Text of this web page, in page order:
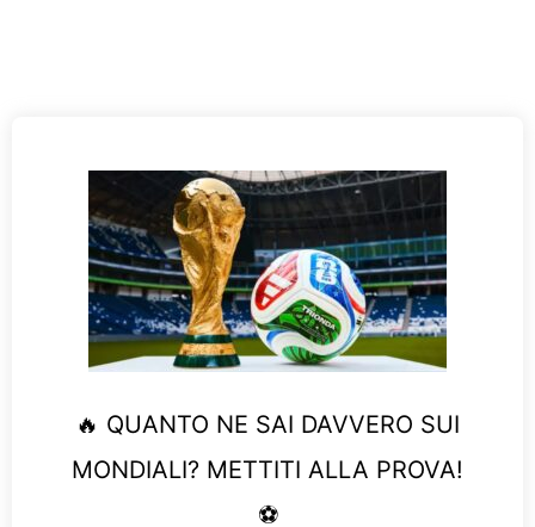
🔥 QUANTO NE SAI DAVVERO SUI
MONDIALI? METTITI ALLA PROVA!
⚽